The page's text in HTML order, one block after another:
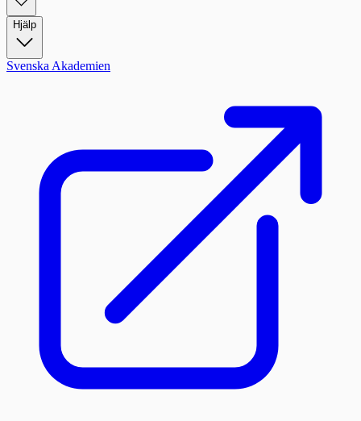
Hjälp
Svenska Akademien